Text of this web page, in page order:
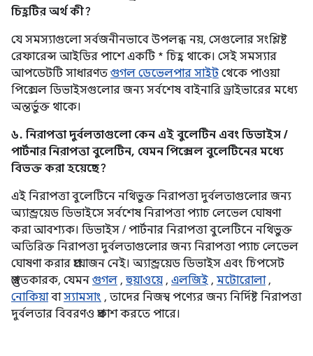
চিহ্নটির অর্থ কী?
যে সমস্যাগুলো সর্বজনীনভাবে উপলব্ধ নয়, সেগুলোর সংশ্লিষ্ট
রেফারেন্স আইডির পাশে একটি * চিহ্ন থাকে। সেই সমস্যার
আপডেটটি সাধারণত গুগল ডেভেলপার সাইট থেকে পাওয়া
পিক্সেল ডিভাইসগুলোর জন্য সর্বশেষ বাইনারি ড্রাইভারের মধ্যে
অন্তর্ভুক্ত থাকে।
৬. নিরাপত্তা দুর্বলতাগুলো কেন এই বুলেটিন এবং ডিভাইস /
পার্টনার নিরাপত্তা বুলেটিন, যেমন পিক্সেল বুলেটিনের মধ্যে
বিভক্ত করা হয়েছে?
এই নিরাপত্তা বুলেটিনে নথিভুক্ত নিরাপত্তা দুর্বলতাগুলোর জন্য
অ্যান্ড্রয়েড ডিভাইসে সর্বশেষ নিরাপত্তা প্যাচ লেভেল ঘোষণা
করা আবশ্যক। ডিভাইস / পার্টনার নিরাপত্তা বুলেটিনে নথিভুক্ত
অতিরিক্ত নিরাপত্তা দুর্বলতাগুলোর জন্য নিরাপত্তা প্যাচ লেভেল
ঘোষণা করার প্রয়োজন নেই। অ্যান্ড্রয়েড ডিভাইস এবং চিপসেট
প্রস্তুতকারক, যেমন গুগল , হুয়াওয়ে , এলজিই , মটোরোলা,
নোকিয়াবাস্যামসাং , তাদের নিজস্ব পণ্যের জন্য নির্দিষ্ট নিরাপত্তা
দুর্বলতার বিবরণও প্রকাশ করতে পারে।